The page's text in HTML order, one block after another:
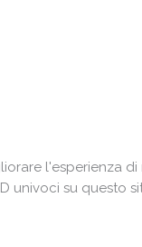
l'esperienza
univoci su questo